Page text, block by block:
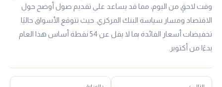
وقت لاحقٍ من اليوم، مما قد يساعد على تقديم صول أوضح حول
الاقتصاد ومسار سياسة البنك المركزي. حيث تتوقع الأسواق حاليًا
تخفيضات أسعار الفائدة بما لا يقل عن 54 نقطة أساس هذا العام
بدءًا من أكتوبر.